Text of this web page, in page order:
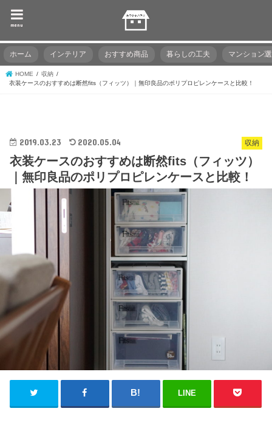
menu
ホーム インテリア おすすめ商品 暮らしの工夫 マンション
HOME
収納
衣装ケースのおすすめは断然fits（フィッツ）｜無印良品のポリプロピレンケースと比較！
収納
2019.03.23 2020.05.04
衣装ケースのおすすめは断然fits（フィッツ）
｜無印良品のポリプロピレンケースと比較！
LINE